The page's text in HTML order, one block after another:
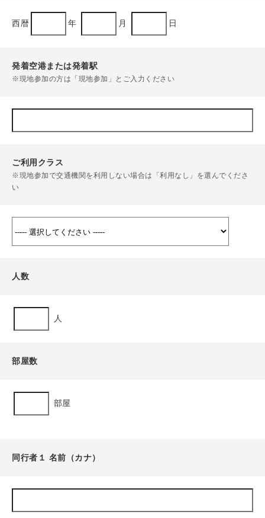
西暦 年 月 日
発着空港または発着駅
※現地参加の方は「現地参加」とご入力ください
ご利用クラス
※現地参加で交通機関を利用しない場合は「利用なし」を選んでくださ
い
人数
人
部屋数
部屋
同行者１ 名前（カナ）